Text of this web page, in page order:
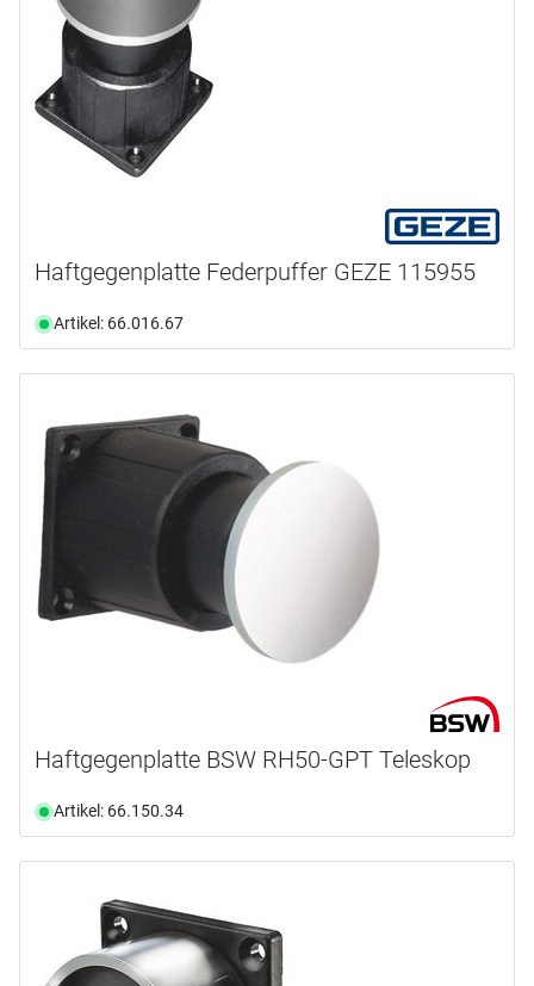
Haftgegenplatte Federpuffer GEZE 115955
Artikel: 66.016.67
Haftgegenplatte BSW RH50-GPT Teleskop
Artikel: 66.150.34